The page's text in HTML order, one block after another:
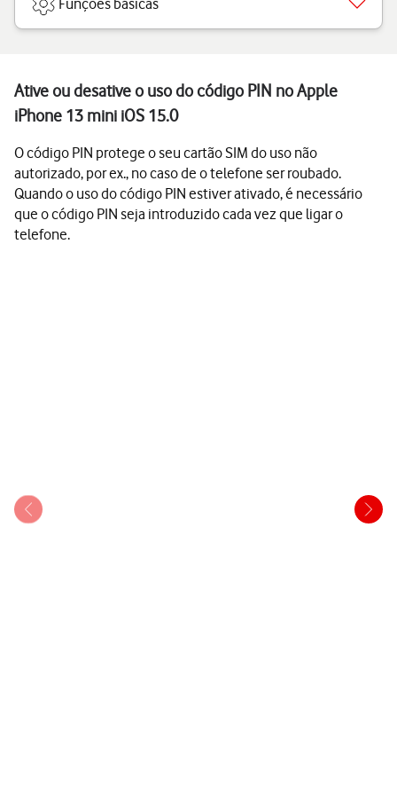
Funções básicas
Ative ou desative o uso do código PIN no Apple
iPhone 13 mini iOS 15.0
O código PIN protege o seu cartão SIM do uso não
autorizado, por ex., no caso de o telefone ser roubado.
Quando o uso do código PIN estiver ativado, é necessário
que o código PIN seja introduzido cada vez que ligar o
telefone.